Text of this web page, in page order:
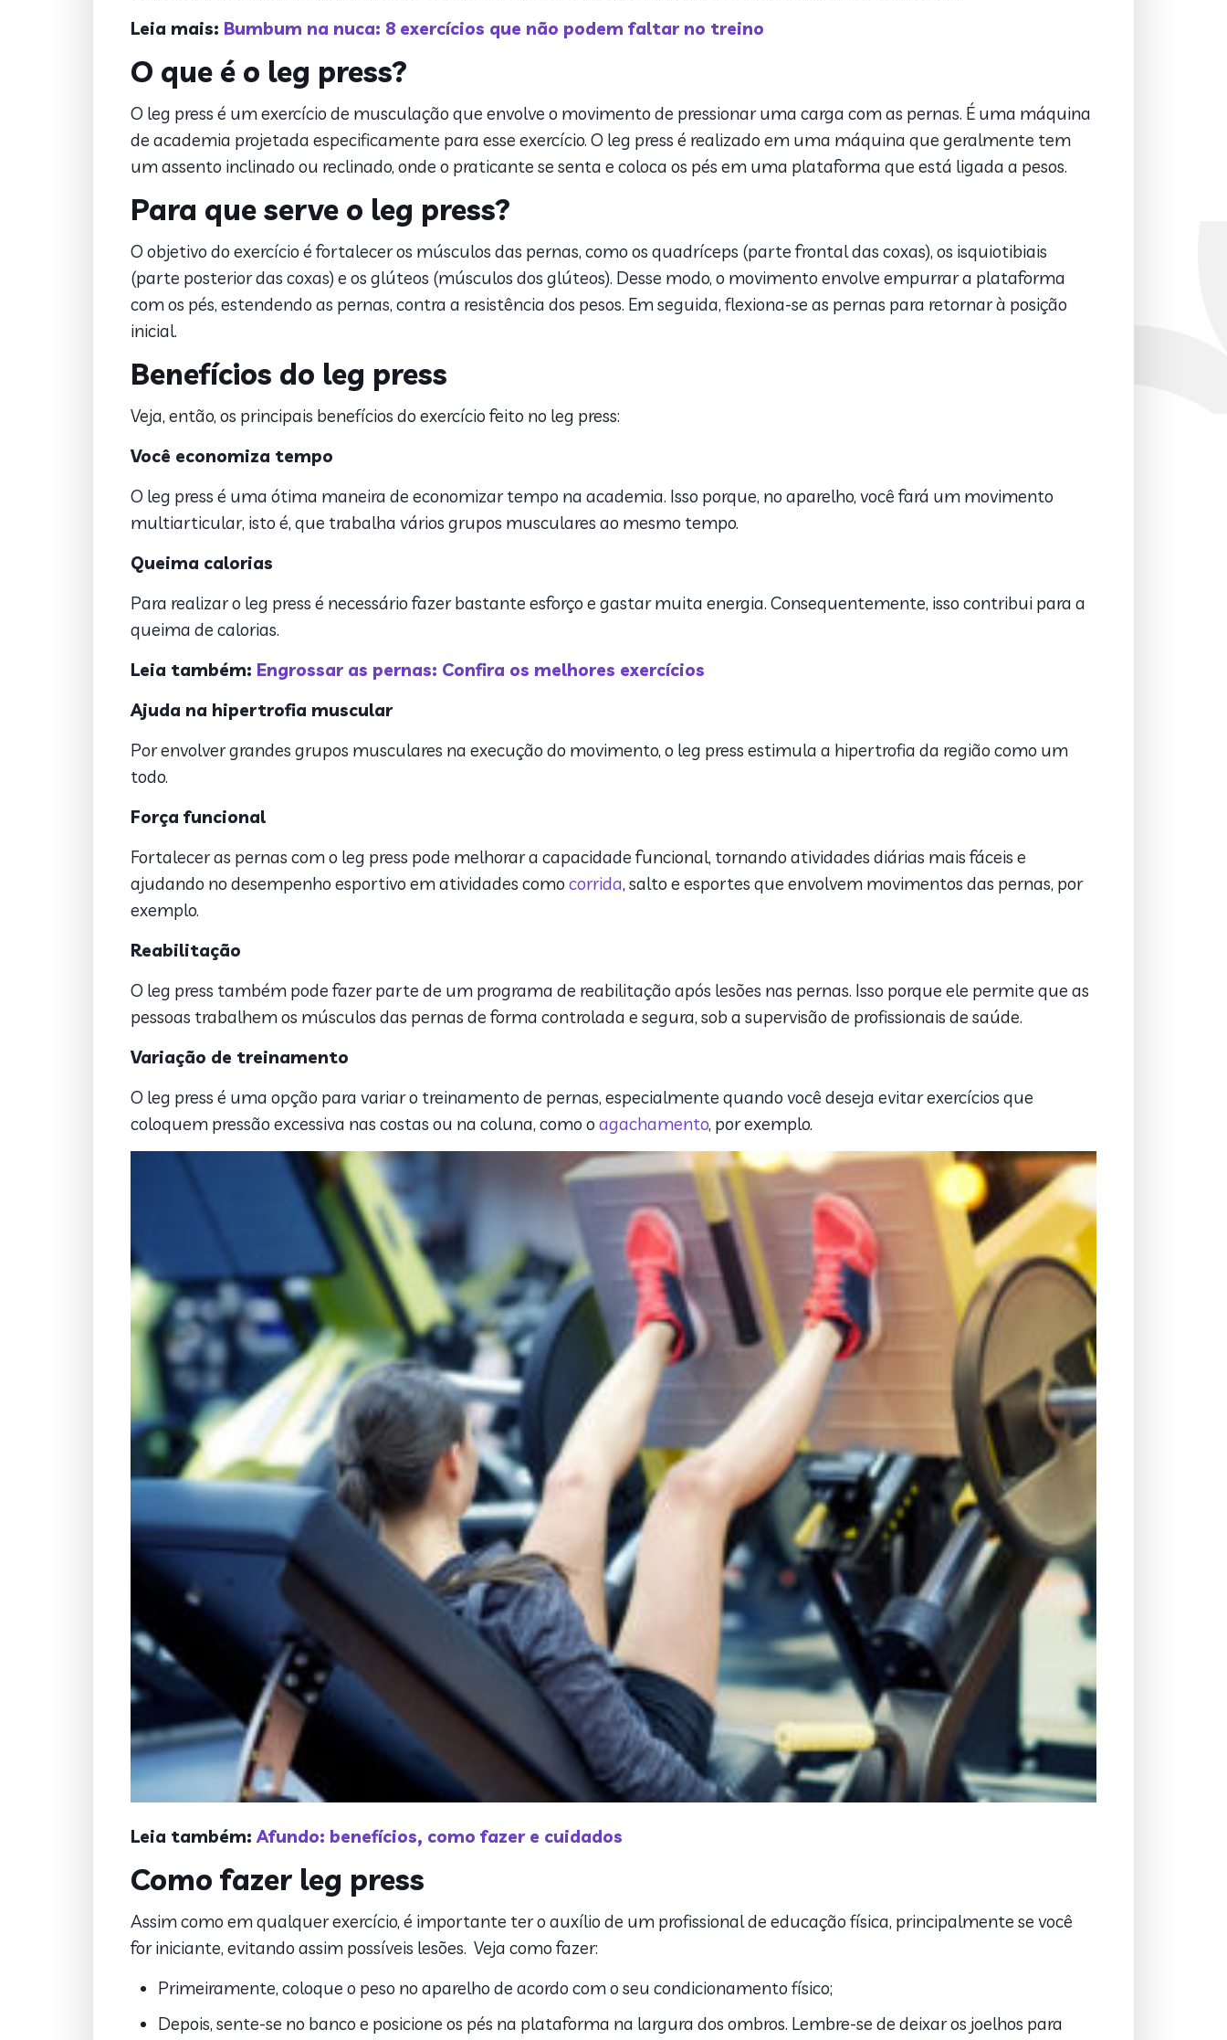
Leia mais: Bumbum na nuca: 8 exercícios que não podem faltar no treino
O que é o leg press?
O leg press é um exercício de musculação que envolve o movimento de pressionar uma carga com as pernas. É uma máquina
de academia projetada especificamente para esse exercício. O leg press é realizado em uma máquina que geralmente tem
um assento inclinado ou reclinado, onde o praticante se senta e coloca os pés em uma plataforma que está ligada a pesos.
Para que serve o leg press?
O objetivo do exercício é fortalecer os músculos das pernas, como os quadríceps (parte frontal das coxas), os isquiotibiais
(parte posterior das coxas) e os glúteos (músculos dos glúteos). Desse modo, o movimento envolve empurrar a plataforma
com os pés, estendendo as pernas, contra a resistência dos pesos. Em seguida, flexiona-se as pernas para retornar à posição
inicial.
Benefícios do leg press
Veja, então, os principais benefícios do exercício feito no leg press:
Você economiza tempo
O leg press é uma ótima maneira de economizar tempo na academia. Isso porque, no aparelho, você fará um movimento
multiarticular, isto é, que trabalha vários grupos musculares ao mesmo tempo.
Queima calorias
Para realizar o leg press é necessário fazer bastante esforço e gastar muita energia. Consequentemente, isso contribui para a
queima de calorias.
Leia também: Engrossar as pernas: Confira os melhores exercícios
Ajuda na hipertrofia muscular
Por envolver grandes grupos musculares na execução do movimento, o leg press estimula a hipertrofia da região como um
todo.
Força funcional
Fortalecer as pernas com o leg press pode melhorar a capacidade funcional, tornando atividades diárias mais fáceis e
ajudando no desempenho esportivo em atividades como corrida, salto e esportes que envolvem movimentos das pernas, por
exemplo.
Reabilitação
O leg press também pode fazer parte de um programa de reabilitação após lesões nas pernas. Isso porque ele permite que as
pessoas trabalhem os músculos das pernas de forma controlada e segura, sob a supervisão de profissionais de saúde.
Variação de treinamento
O leg press é uma opção para variar o treinamento de pernas, especialmente quando você deseja evitar exercícios que
coloquem pressão excessiva nas costas ou na coluna, como o agachamento, por exemplo.
Leia também: Afundo: benefícios, como fazer e cuidados
Como fazer leg press
Assim como em qualquer exercício, é importante ter o auxílio de um profissional de educação física, principalmente se você
for iniciante, evitando assim possíveis lesões. Veja como fazer:
Primeiramente, coloque o peso no aparelho de acordo com o seu condicionamento físico;
Depois, sente-se no banco e posicione os pés na plataforma na largura dos ombros. Lembre-se de deixar os joelhos para